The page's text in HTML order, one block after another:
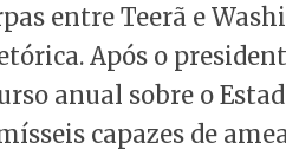
entre Teerã e
Após o
anual sobre o
capazes de